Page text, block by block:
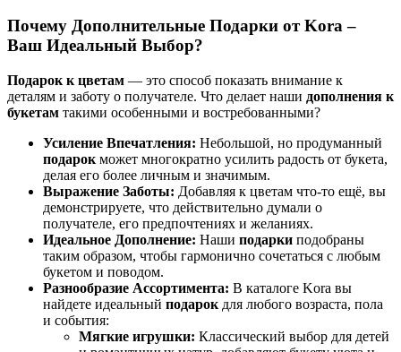
Почему Дополнительные Подарки от Kora –
Ваш Идеальный Выбор?
Подарок к цветам — это способ показать внимание к
деталям и заботу о получателе. Что делает наши дополнения к
букетам такими особенными и востребованными?
Усиление Впечатления: Небольшой, но продуманный
подарок может многократно усилить радость от букета,
делая его более личным и значимым.
Выражение Заботы: Добавляя к цветам что-то ещё, вы
демонстрируете, что действительно думали о
получателе, его предпочтениях и желаниях.
Идеальное Дополнение: Наши подарки подобраны
таким образом, чтобы гармонично сочетаться с любым
букетом и поводом.
Разнообразие Ассортимента: В каталоге Kora вы
найдете идеальный подарок для любого возраста, пола
и события:
Мягкие игрушки: Классический выбор для детей